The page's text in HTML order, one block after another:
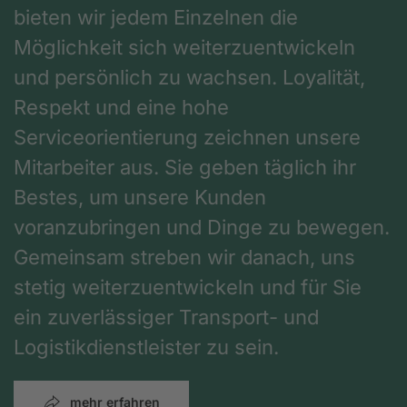
bieten wir jedem Einzelnen die
Möglichkeit sich weiterzuentwickeln
und persönlich zu wachsen. Loyalität,
Respekt und eine hohe
Serviceorientierung zeichnen unsere
Mitarbeiter aus. Sie geben täglich ihr
Bestes, um unsere Kunden
voranzubringen und Dinge zu bewegen.
Gemeinsam streben wir danach, uns
stetig weiterzuentwickeln und für Sie
ein zuverlässiger Transport- und
Logistikdienstleister zu sein.
mehr erfahren